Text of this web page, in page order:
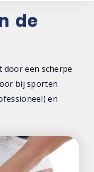
de
door een scherpe
bij sporten
en